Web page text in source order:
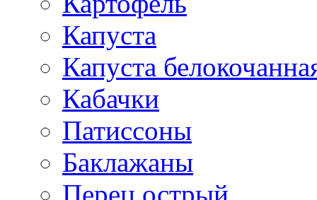
Капуста
Капуста
Кабачки
Патиссоны
Баклажаны